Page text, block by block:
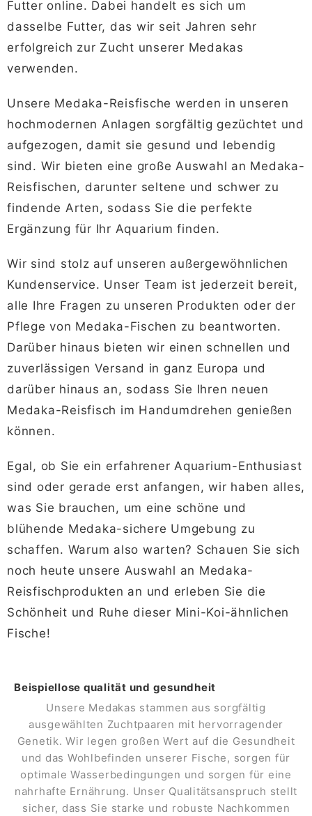
Futter online. Dabei handelt es sich um
dasselbe Futter, das wir seit Jahren sehr
erfolgreich zur Zucht unserer Medakas
verwenden.
Unsere Medaka-Reisfische werden in unseren
hochmodernen Anlagen sorgfältig gezüchtet und
aufgezogen, damit sie gesund und lebendig
sind. Wir bieten eine große Auswahl an Medaka-
Reisfischen, darunter seltene und schwer zu
findende Arten, sodass Sie die perfekte
Ergänzung für Ihr Aquarium finden.
Wir sind stolz auf unseren außergewöhnlichen
Kundenservice. Unser Team ist jederzeit bereit,
alle Ihre Fragen zu unseren Produkten oder der
Pflege von Medaka-Fischen zu beantworten.
Darüber hinaus bieten wir einen schnellen und
zuverlässigen Versand in ganz Europa und
darüber hinaus an, sodass Sie Ihren neuen
Medaka-Reisfisch im Handumdrehen genießen
können.
Egal, ob Sie ein erfahrener Aquarium-Enthusiast
sind oder gerade erst anfangen, wir haben alles,
was Sie brauchen, um eine schöne und
blühende Medaka-sichere Umgebung zu
schaffen. Warum also warten? Schauen Sie sich
noch heute unsere Auswahl an Medaka-
Reisfischprodukten an und erleben Sie die
Schönheit und Ruhe dieser Mini-Koi-ähnlichen
Fische!
Beispiellose qualität und gesundheit
Unsere Medakas stammen aus sorgfältig
ausgewählten Zuchtpaaren mit hervorragender
Genetik. Wir legen großen Wert auf die Gesundheit
und das Wohlbefinden unserer Fische, sorgen für
optimale Wasserbedingungen und sorgen für eine
nahrhafte Ernährung. Unser Qualitätsanspruch stellt
sicher, dass Sie starke und robuste Nachkommen